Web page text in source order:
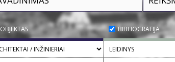
OBJEKTAS BIBLIOGRAFIJA